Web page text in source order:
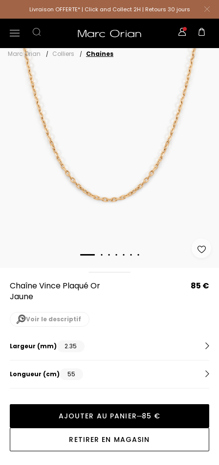
Livraison OFFERTE* | Click and Collect 2H | Retours 30 jours
Marc Orian Colliers Chaines
Chaîne Vince Plaqué Or
Jaune
85 €
Voir le descriptif
Largeur (mm) 2.35
Longueur (cm) 55
AJOUTER AU PANIER 85 €
RETIRER EN MAGASIN